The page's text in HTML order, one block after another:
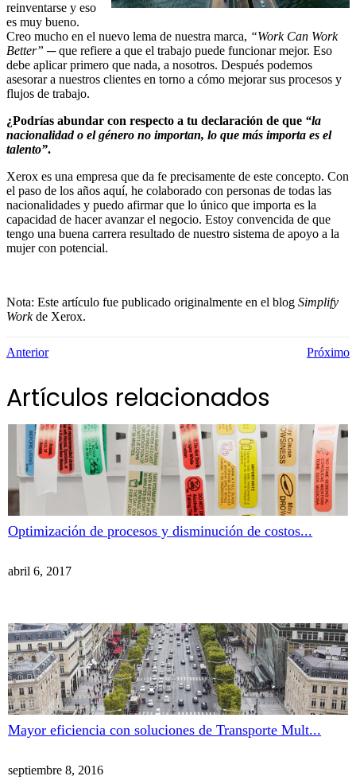
reinventarse y eso
es muy bueno.
Creo mucho en el nuevo lema de nuestra marca, “Work Can Work
Better” ─ que refiere a que el trabajo puede funcionar mejor. Eso
debe aplicar primero que nada, a nosotros. Después podemos
asesorar a nuestros clientes en torno a cómo mejorar sus procesos y
flujos de trabajo.
¿Podrías abundar con respecto a tu declaración de que “la
nacionalidad o el género no importan, lo que más importa es el
talento”.
Xerox es una empresa que da fe precisamente de este concepto. Con
el paso de los años aquí, he colaborado con personas de todas las
nacionalidades y puedo afirmar que lo único que importa es la
capacidad de hacer avanzar el negocio. Estoy convencida de que
tengo una buena carrera resultado de nuestro sistema de apoyo a la
mujer con potencial.
Nota: Este artículo fue publicado originalmente en el blog Simplify
Workde Xerox.
Anterior Próximo
Artículos relacionados
Optimización de procesos y disminución de costos...
abril 6, 2017
Mayor eficiencia con soluciones de Transporte Mult...
septiembre 8, 2016